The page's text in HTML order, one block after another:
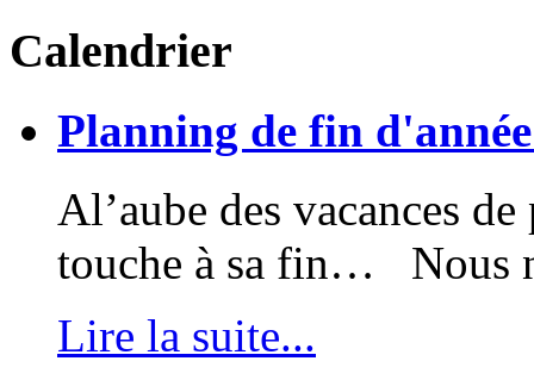
Calendrier
Planning de fin
Al’aube des vacances
touche à sa fin… Nous
Lire la suite...